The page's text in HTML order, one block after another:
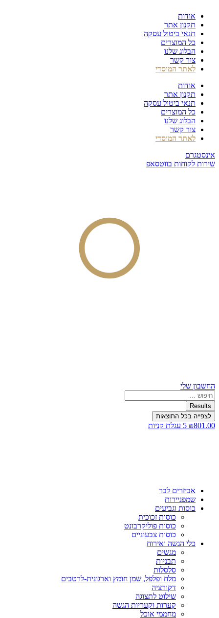
לתוכן
אודות
תקנון אתר
תנאי ביטול עסקה
כל המוצרים
הבלוג שלנו
צור קשר
לאתר המוסדי
אודות
תקנון אתר
תנאי ביטול עסקה
כל המוצרים
הבלוג שלנו
צור קשר
לאתר המוסדי
אינסטגרם
שירות לקוחות בווטסאפ
החשבון שלי
Search
...
Results
לצפייה בכל התוצאות
₪801.00
5 עגלת קניות
אביזרים לבר
שמפניירות
כוסות וגביעים
כוסות זכוכית
כוסות פוליקרבונט
כוסות צבעוניים
כלי הגשה ואירוח
מגשים
תבניות
סלסלות
מלח ופלפל, שמן חומץ וארגונית-לרטבים
דקורציה
שילוט לתצוגה
קערות וקעריות הגשה
מחממי אוכל